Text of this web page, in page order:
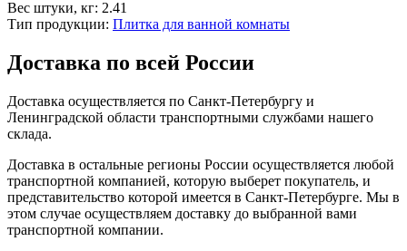
Вес штуки, кг: 2.41
Тип продукции: Плитка для ванной комнаты
Доставка по всей России
Доставка осуществляется по Санкт-Петербургу и
Ленинградской области транспортными службами нашего
склада.
Доставка в остальные регионы России осуществляется любой
транспортной компанией, которую выберет покупатель, и
представительство которой имеется в Санкт-Петербурге. Мы в
этом случае осуществляем доставку до выбранной вами
транспортной компании.